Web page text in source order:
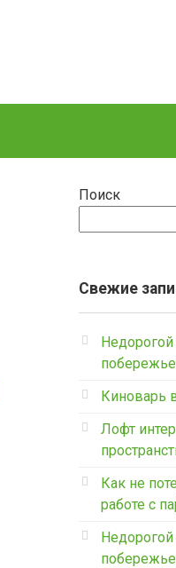
Поиск
Свежие
Киноварь
Лофт
Как не
работе с